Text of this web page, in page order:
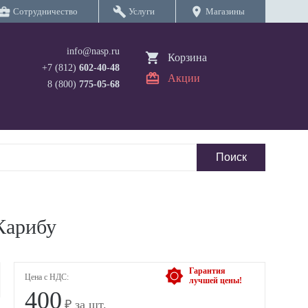
Сотрудничество build Услуги location_on Магазины
info@nasp.ru
+7 (812) 602-40-48
8 (800) 775-05-68
Корзина
Акции
Гарантия
лучшей цены!
Цена с НДС:
400 ₽ за шт.